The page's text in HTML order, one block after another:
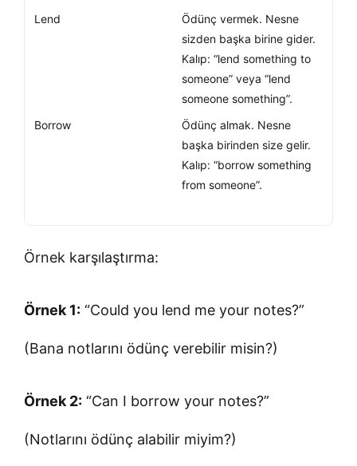
Lend
Ödünç vermek. Nesne
sizden başka birine gider.
Kalıp: “lend something to
someone” veya “lend
someone something”.
Borrow
Ödünç almak. Nesne
başka birinden size gelir.
Kalıp: “borrow something
from someone”.
Örnek karşılaştırma:
Örnek 1: “Could you lend me your notes?”
(Bana notlarını ödünç verebilir misin?)
Örnek 2: “Can I borrow your notes?”
(Notlarını ödünç alabilir miyim?)